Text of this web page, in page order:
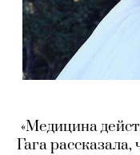
«Медицина
Гага